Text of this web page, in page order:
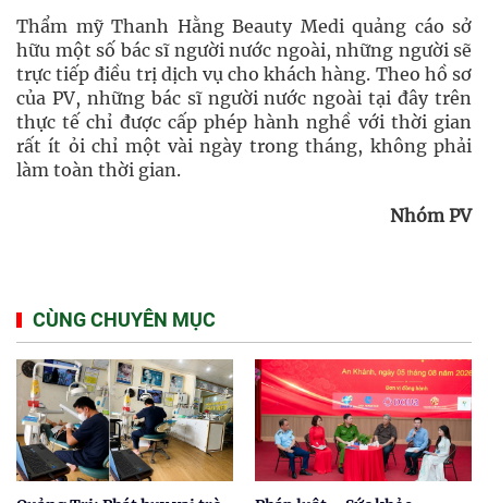
Thẩm mỹ Thanh Hằng Beauty Medi quảng cáo sở
hữu một số bác sĩ người nước ngoài, những người sẽ
trực tiếp điều trị dịch vụ cho khách hàng. Theo hồ sơ
của PV, những bác sĩ người nước ngoài tại đây trên
thực tế chỉ được cấp phép hành nghề với thời gian
rất ít ỏi chỉ một vài ngày trong tháng, không phải
làm toàn thời gian.
Nhóm PV
CÙNG CHUYÊN MỤC